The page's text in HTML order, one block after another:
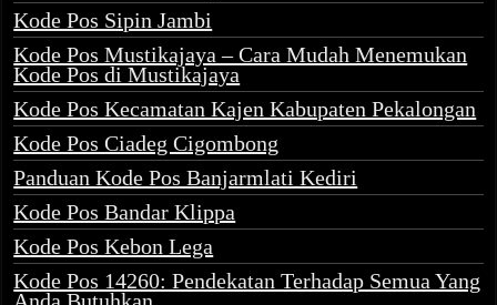
Kode Pos Sipin Jambi
Kode Pos Mustikajaya – Cara Mudah Menemukan
Kode Pos di Mustikajaya
Kode Pos Kecamatan Kajen Kabupaten Pekalongan
Kode Pos Ciadeg Cigombong
Panduan Kode Pos Banjarmlati Kediri
Kode Pos Bandar Klippa
Kode Pos Kebon Lega
Kode Pos 14260: Pendekatan Terhadap Semua Yang